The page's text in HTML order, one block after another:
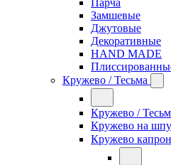
Парча
Замшевые
Джутовые
Декоративные
HAND MADE
Кружево / Тесьма
Кружево /
Кружево на
Кружево капрон